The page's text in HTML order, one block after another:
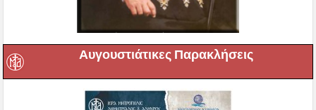
Αυγουστιάτικες Παρακλήσεις